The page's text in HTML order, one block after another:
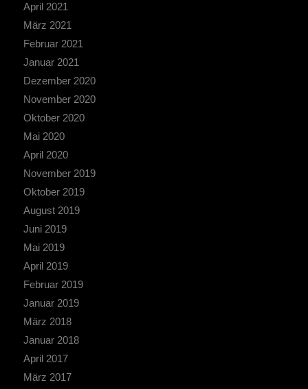
April 2021
März 2021
Februar 2021
Januar 2021
Dezember 2020
November 2020
Oktober 2020
Mai 2020
April 2020
November 2019
Oktober 2019
August 2019
Juni 2019
Mai 2019
April 2019
Februar 2019
Januar 2019
März 2018
Januar 2018
April 2017
März 2017